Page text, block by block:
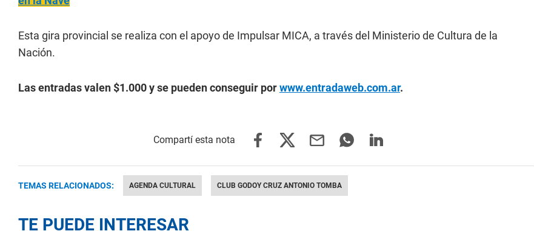
Esta gira provincial se realiza con el apoyo de Impulsar MICA, a través del Ministerio de Cultura de la
Nación.
Las entradas valen $1.000 y se pueden conseguir porwww.entradaweb.com.ar.
TEMAS RELACIONADOS: AGENDA CULTURAL CLUB GODOY CRUZ ANTONIO TOMBA
TE PUEDE INTERESAR